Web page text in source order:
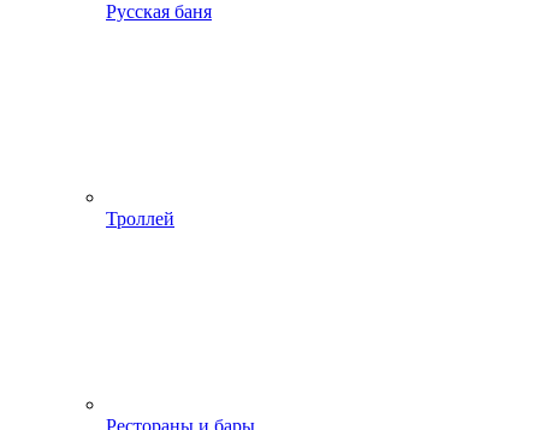
Русская баня
Троллей
Рестораны и бары